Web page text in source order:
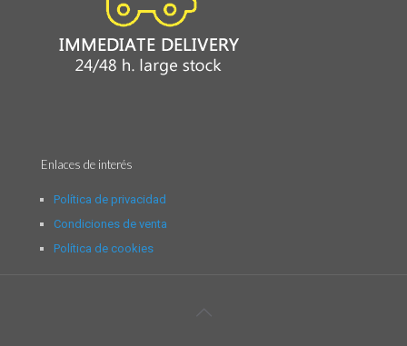
Enlaces de interés
Política de privacidad
Condiciones de venta
Política de cookies